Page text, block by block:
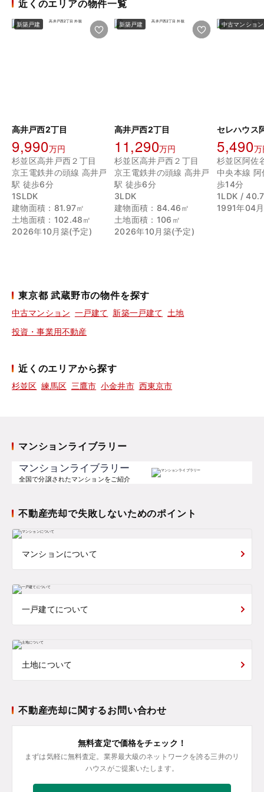
近くのエリアの物件一覧
新築戸建
高井戸西2丁目
9,990万円
杉並区高井戸西２丁目
京王電鉄井の頭線 高井戸
駅 徒歩6分
1SLDK
建物面積：81.97㎡
土地面積：102.48㎡
2026年10月築(予定)
新築戸建
高井戸西2丁目
11,290万円
杉並区高井戸西２丁目
京王電鉄井の頭線 高井戸
駅 徒歩6分
3LDK
建物面積：84.46㎡
土地面積：106㎡
2026年10月築(予定)
中古マンション
セレハウス
5,490万
杉並区阿佐
中央本線
歩14分
1LDK /
1991年04
東京都 武蔵野市の物件を探す
中古マンション 一戸建て 新築一戸建て 土地
投資・事業用不動産
近くのエリアから探す
杉並区 練馬区 三鷹市 小金井市 西東京市
マンションライブラリー
マンションライブラリー
全国で分譲されたマンションをご紹介
不動産売却で失敗しないためのポイント
マンションについて
一戸建てについて
土地について
不動産売却に関するお問い合わせ
無料査定で価格をチェック！
まずは気軽に無料査定。業界最大級のネットワークを誇る三井のリ
ハウスがご提案いたします。